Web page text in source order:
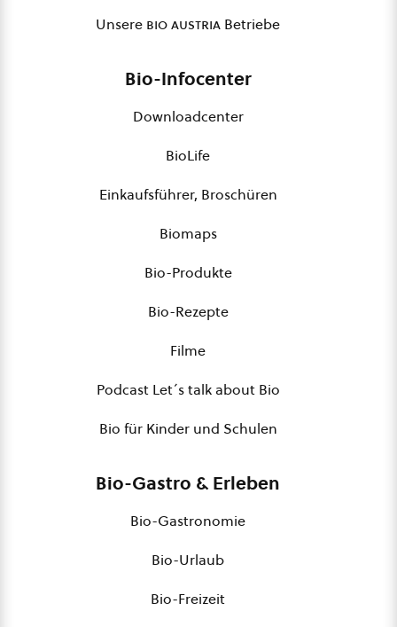
Unsere bio austria Betriebe
Bio-Infocenter
Downloadcenter
BioLife
Einkaufsführer, Broschüren
Biomaps
Bio-Produkte
Bio-Rezepte
Filme
Podcast Let´s talk about Bio
Bio für Kinder und Schulen
Bio-Gastro & Erleben
Bio-Gastronomie
Bio-Urlaub
Bio-Freizeit